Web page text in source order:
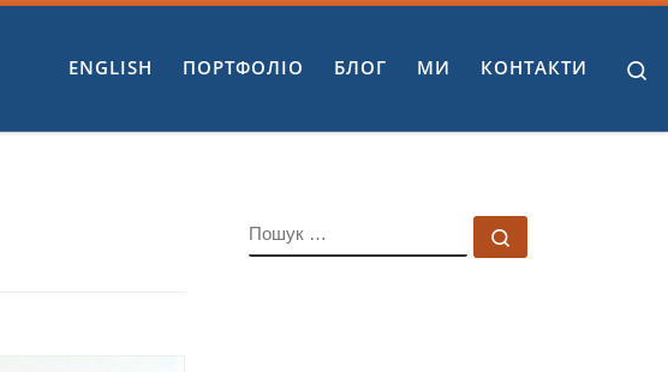
ENGLISH ПОРТФОЛІО БЛОГ МИ КОНТАКТИ
ПОШУК